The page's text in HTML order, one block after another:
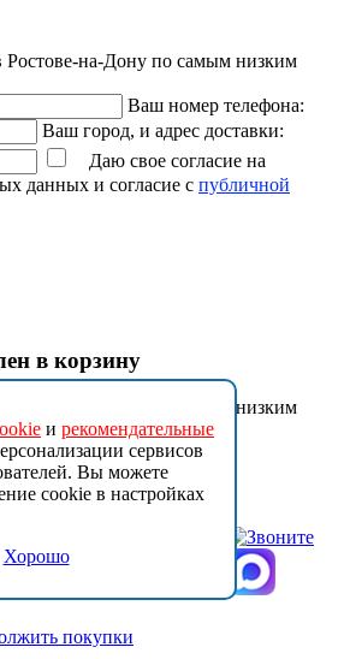
Ваш номер телефона:
Ваш город, и адрес доставки:
Даю свое согласие на
данных и согласие с публичной
в корзину
покупки
и рекомендательные
сервисов
Вы можете
cookie в настройках
Хорошо